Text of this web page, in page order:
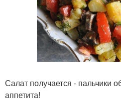
Салат получается - пальчики
аппетита!